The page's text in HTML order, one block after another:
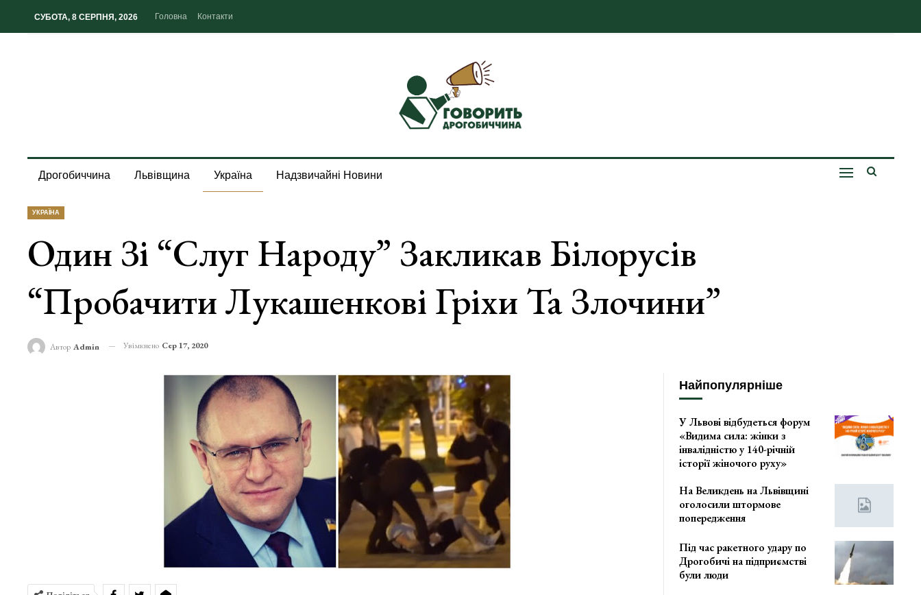
СУБОТА, 8 СЕРПНЯ, 2026 Головна Контакти
Дрогобиччина Львівщина Україна Надзвичайні Новини
УКРАЇНА
Один Зі “слуг Народу” Закликав Білорусів
“пробачити Лукашенкові Гріхи Та Злочини”
Автор Admin Увімкнено Сер 17, 2020
Найпопулярніше
У Львові відбудеться форум
«Видима сила: жінки з
інвалідністю у 140-річній
історії жіночого руху»
На Великдень на Львівщині
оголосили штормове
попередження
Під час ракетного удару по
Дрогобичі на підприємстві
були люди